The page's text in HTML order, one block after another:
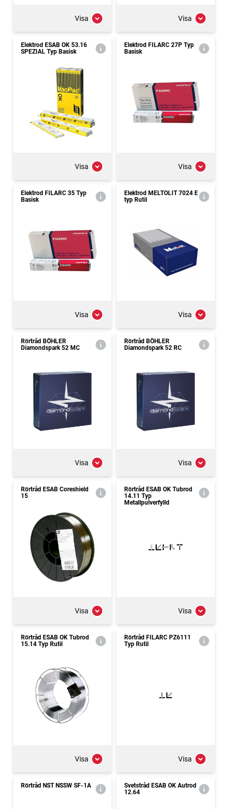
Visa Visa
Elektrod ESAB OK 53.16
SPEZIAL Typ Basisk
Visa
Elektrod FILARC 27P Typ
Basisk
Visa
Elektrod FILARC 35 Typ
Basisk
Visa
Elektrod MELTOLIT 7024 E
typ Rutil
Visa
Rörtråd BÖHLER
Diamondspark 52 MC
Visa
Rörtråd BÖHLER
Diamondspark 52 RC
Visa
Rörtråd ESAB Coreshield
15
Visa
Rörtråd ESAB OK Tubrod
14.11 Typ
Metallpulverfylld
Visa
Rörtråd ESAB OK Tubrod
15.14 Typ Rutil
Visa
Rörtråd FILARC PZ6111
Typ Rutil
Visa
Rörtråd NST NSSW SF-1A
Svetstråd ESAB OK Autrod
12.64